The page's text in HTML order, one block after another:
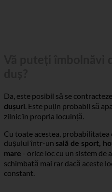
Da, este posibil să se contracteze
dușuri. Este puțin probabil să
Cu toate acestea, probabilitatea
dușului într-un sală de sport,
mare- orice loc cu un sistem de
schimbată mai rar dacă aceste